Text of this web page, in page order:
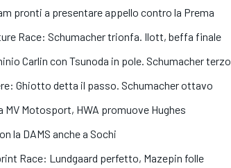
WEC
pronti a presentare appello contro la Prema
Race: Schumacher trionfa. Ilott, beffa finale
Carlin con Tsunoda in pole. Schumacher terzo
Ghiotto detta il passo. Schumacher ottavo
MV Motosport, HWA promuove Hughes
la DAMS anche a Sochi
Race: Lundgaard perfetto, Mazepin folle